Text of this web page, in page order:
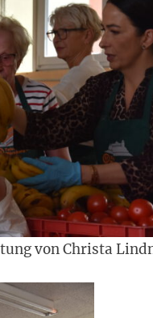
von Christa